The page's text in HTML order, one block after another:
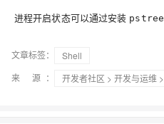
进程开启状态可以通过安装 pstree
文章标签：
Shell
来 源：
开发者社区 > 开发与运维 >